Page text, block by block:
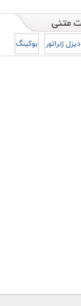
دیزل ژنراتور بوکینگ